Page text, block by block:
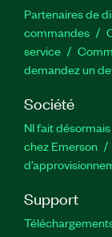
Partenaires de
commandes
service
demandez un
Société
NI fait
chez Emerson
Support